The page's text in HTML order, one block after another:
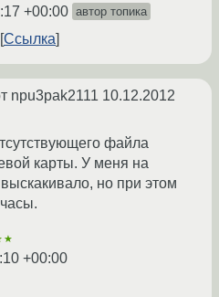
+00:00 автор топика
Ссылка
npu3pak2111 10.12.2012
файла
карты. У меня на
но при этом
+00:00